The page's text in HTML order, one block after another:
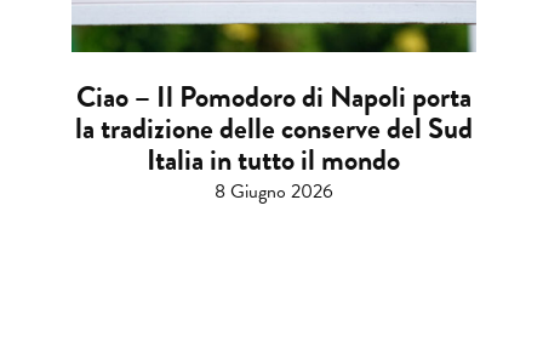
Ciao – Il Pomodoro di Napoli porta
la tradizione delle conserve del Sud
Italia in tutto il mondo
8 Giugno 2026